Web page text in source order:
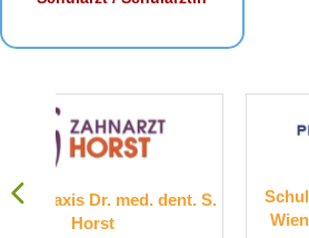
S.
Schulstiftung der Erzdiözese
Wien, Campus Sacré Coeur